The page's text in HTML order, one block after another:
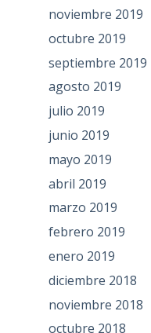
noviembre 2019
octubre 2019
septiembre 2019
agosto 2019
julio 2019
junio 2019
mayo 2019
abril 2019
marzo 2019
febrero 2019
enero 2019
diciembre 2018
noviembre 2018
octubre 2018